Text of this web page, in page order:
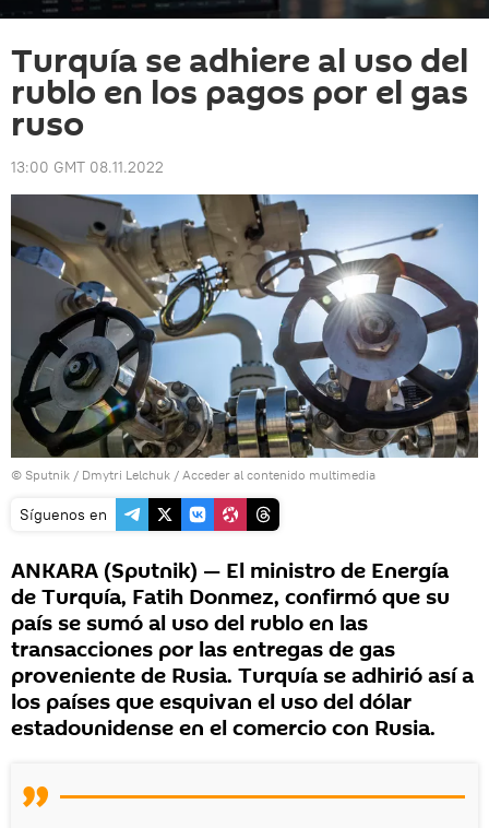
Turquía se adhiere al uso del
rublo en los pagos por el gas
ruso
13:00 GMT 08.11.2022
© Sputnik / Dmytri Lelchuk / Acceder al contenido multimedia
Síguenos en
ANKARA (Sputnik) — El ministro de Energía
de Turquía, Fatih Donmez, confirmó que su
país se sumó al uso del rublo en las
transacciones por las entregas de gas
proveniente de Rusia. Turquía se adhirió así a
los países que esquivan el uso del dólar
estadounidense en el comercio con Rusia.